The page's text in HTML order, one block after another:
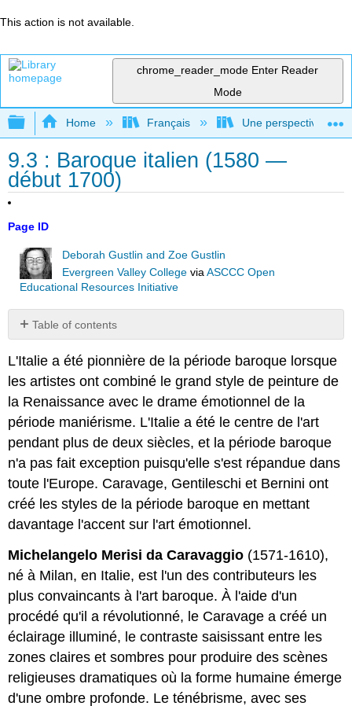
This action is not available.
chrome_reader_mode Enter Reader
Mode
Expand/collapse global hierarchy
Home Français Une perspective
9.3 : Baroque italien (1580 —
début 1700)
Page ID
Deborah Gustlin and Zoe Gustlin
Evergreen Valley College viaASCCC Open
Educational Resources Initiative
Table of contents
No
L'Italie a été pionnière de la période baroque lorsque
les artistes ont combiné le grand style de peinture de
la Renaissance avec le drame émotionnel de la
période maniérisme. L'Italie a été le centre de l'art
pendant plus de deux siècles, et la période baroque
n'a pas fait exception puisqu'elle s'est répandue dans
toute l'Europe. Caravage, Gentileschi et Bernini ont
créé les styles de la période baroque en mettant
davantage l'accent sur l'art émotionnel.
Michelangelo Merisi da Caravaggio (1571-1610),
né à Milan, en Italie, est l'un des contributeurs les
plus convaincants à l'art baroque. À l'aide d'un
procédé qu'il a révolutionné, le Caravage a créé un
éclairage illuminé, le contraste saisissant entre les
zones claires et sombres pour produire des scènes
religieuses dramatiques où la forme humaine émerge
d'une ombre profonde. Le ténébrisme, avec ses